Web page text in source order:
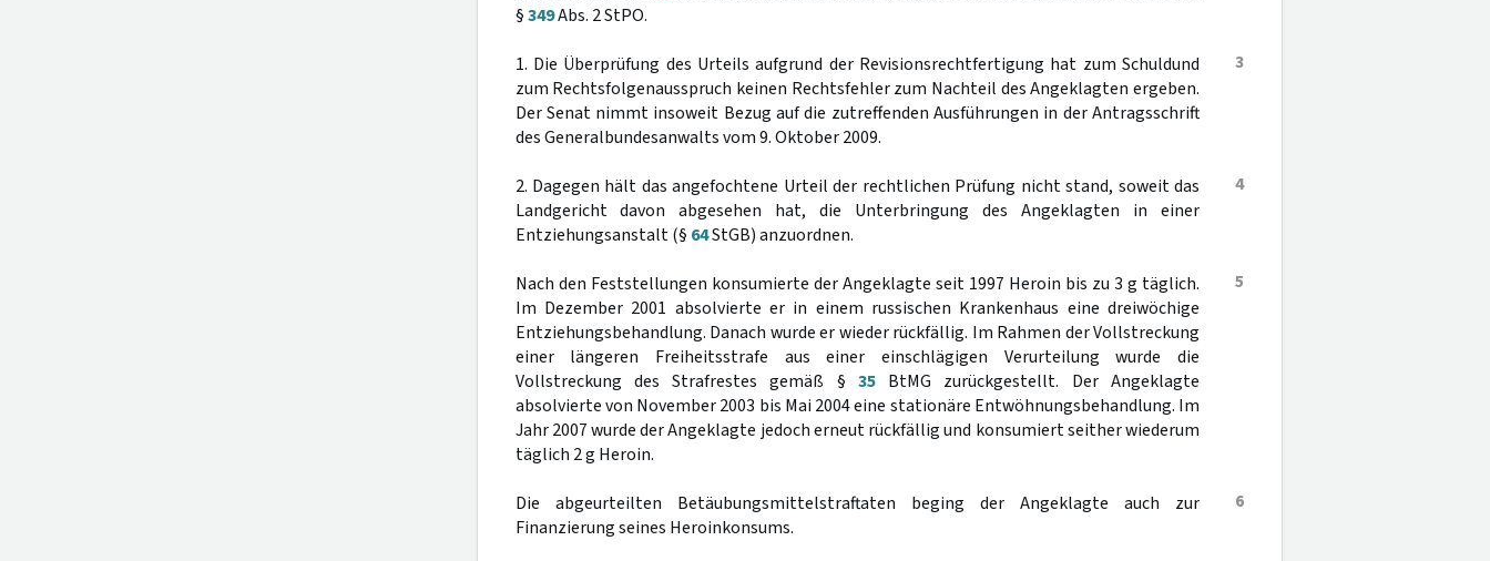
§349Abs. 2 StPO.
3
1. Die Überprüfung des Urteils aufgrund der Revisionsrechtfertigung hat zum Schuldund
zum Rechtsfolgenausspruch keinen Rechtsfehler zum Nachteil des Angeklagten ergeben.
Der Senat nimmt insoweit Bezug auf die zutreffenden Ausführungen in der Antragsschrift
des Generalbundesanwalts vom 9. Oktober 2009.
4
2. Dagegen hält das angefochtene Urteil der rechtlichen Prüfung nicht stand, soweit das
Landgericht davon abgesehen hat, die Unterbringung des Angeklagten in einer
Entziehungsanstalt (§ 64StGB) anzuordnen.
5
Nach den Feststellungen konsumierte der Angeklagte seit 1997 Heroin bis zu 3 g täglich.
Im Dezember 2001 absolvierte er in einem russischen Krankenhaus eine dreiwöchige
Entziehungsbehandlung. Danach wurde er wieder rückfällig. Im Rahmen der Vollstreckung
einer längeren Freiheitsstrafe aus einer einschlägigen Verurteilung wurde die
Vollstreckung des Strafrestes gemäß § 35BtMG zurückgestellt. Der Angeklagte
absolvierte von November 2003 bis Mai 2004 eine stationäre Entwöhnungsbehandlung. Im
Jahr 2007 wurde der Angeklagte jedoch erneut rückfällig und konsumiert seither wiederum
täglich 2 g Heroin.
6
Die abgeurteilten Betäubungsmittelstraftaten beging der Angeklagte auch zur
Finanzierung seines Heroinkonsums.